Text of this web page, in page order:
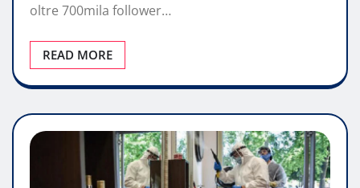
oltre 700mila follower…
READ MORE